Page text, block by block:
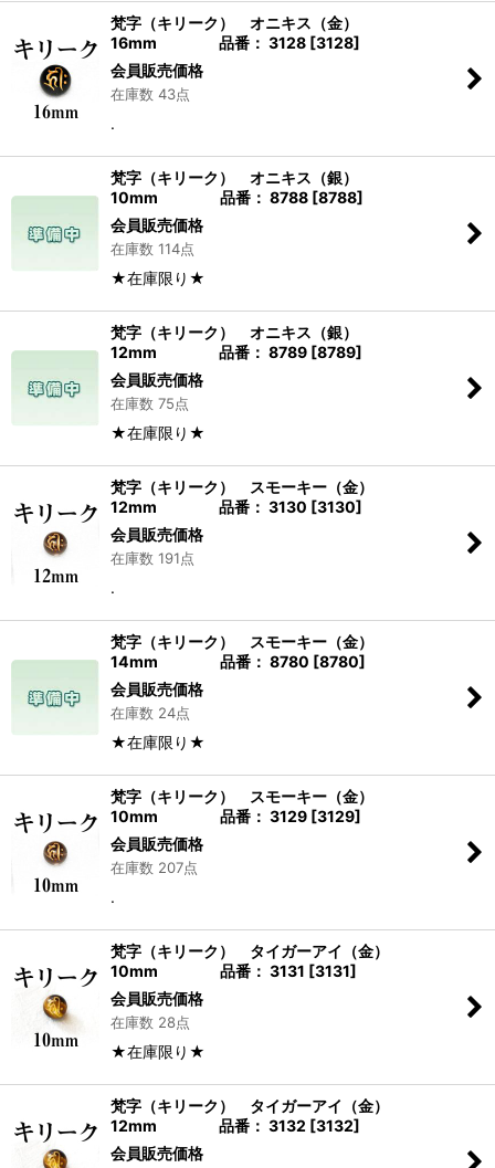
梵字（キリーク） オニキス（金）
16mm 品番： 3128 [3128]
会員販売価格
在庫数 43点
.
梵字（キリーク） オニキス（銀）
10mm 品番： 8788 [8788]
会員販売価格
在庫数 114点
★在庫限り★
梵字（キリーク） オニキス（銀）
12mm 品番： 8789 [8789]
会員販売価格
在庫数 75点
★在庫限り★
梵字（キリーク） スモーキー（金）
12mm 品番： 3130 [3130]
会員販売価格
在庫数 191点
.
梵字（キリーク） スモーキー（金）
14mm 品番： 8780 [8780]
会員販売価格
在庫数 24点
★在庫限り★
梵字（キリーク） スモーキー（金）
10mm 品番： 3129 [3129]
会員販売価格
在庫数 207点
.
梵字（キリーク） タイガーアイ（金）
10mm 品番： 3131 [3131]
会員販売価格
在庫数 28点
★在庫限り★
梵字（キリーク） タイガーアイ（金）
12mm 品番： 3132 [3132]
会員販売価格